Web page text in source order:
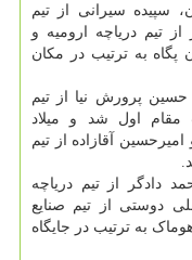
سپیده سیرانی از تیم
تیم دریاچه ارومیه و
پگاه به ترتیب در مکان
حسین پرورش نیا از تیم
اول شد و میلاد
امیرحسین آقازاده از تیم
دادگر از تیم دریاچه
دوستی از تیم صنایع
به ترتیب در جایگاه